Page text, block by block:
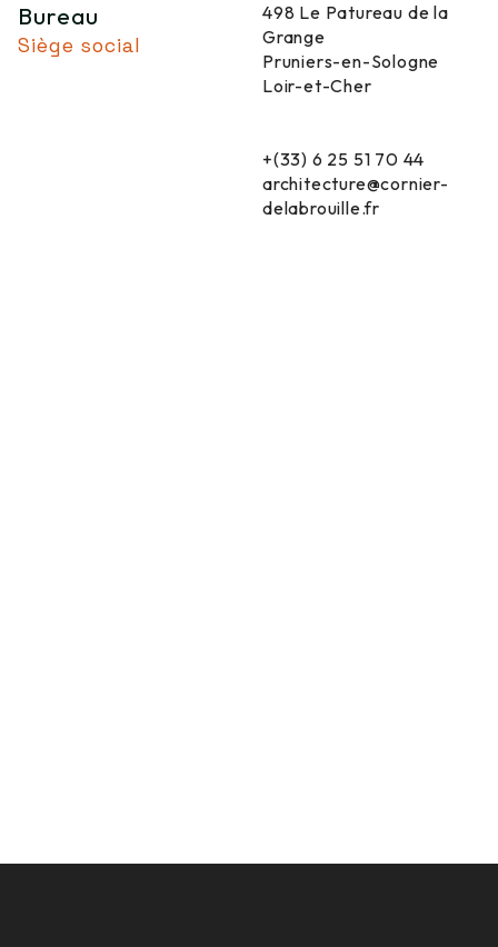
Bureau
Siège social
498 Le Patureau de la
Grange
Pruniers-en-Sologne
Loir-et-Cher
+(33) 6 25 51 70 44
architecture@cornier-
delabrouille.fr